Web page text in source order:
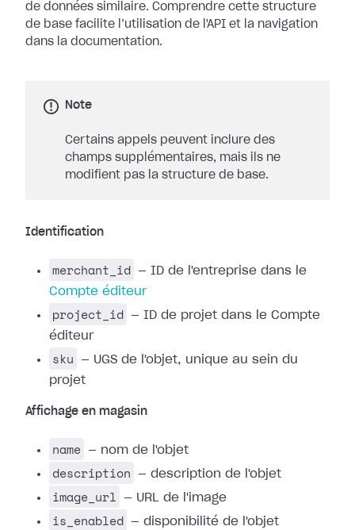
de données similaire. Comprendre cette structure
de base facilite l’utilisation de l'API et la navigation
dans la documentation.
Note
Certains appels peuvent inclure des
champs supplémentaires, mais ils ne
modifient pas la structure de base.
Identification
merchant_id
— ID de l'entreprise dans le
Compte éditeur
project_id
— ID de projet dans le Compte
éditeur
sku
— UGS de l'objet, unique au sein du
projet
Affichage en magasin
name — nom de l'objet
description — description de l'objet
image_url — URL de l'image
is_enabled — disponibilité de l'objet